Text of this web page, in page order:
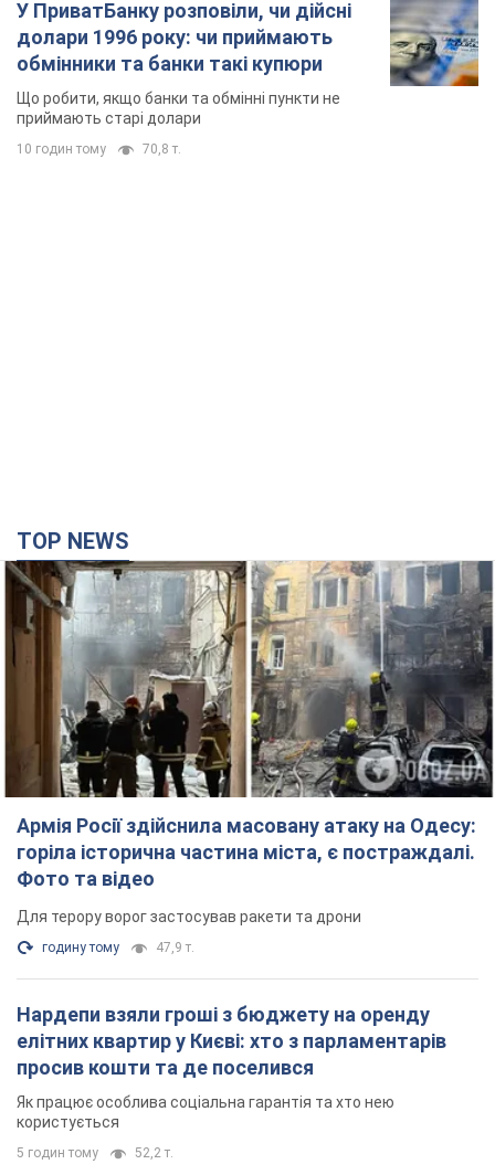
Армія Росії здійснила масовану атаку на Одесу:
горіла історична частина міста, є постраждалі.
Фото та відео
Для терору ворог застосував ракети та дрони
годину тому 47,9 т.
Нардепи взяли гроші з бюджету на оренду
елітних квартир у Києві: хто з парламентарів
просив кошти та де поселився
Як працює особлива соціальна гарантія та хто нею
Російська армія обстріляла дві сусідні
багатоповерхівки в Харкові: двоє загиблих, 27
постраждалих
32 хвилини тому